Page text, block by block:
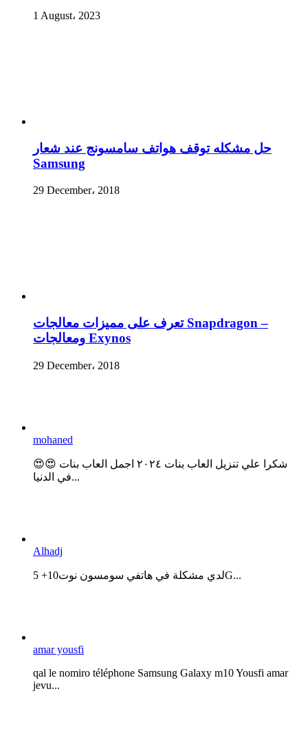
1 August، 2023
حل مشكله توقف هواتف سامسونج عند شعار
Samsung
29 December، 2018
تعرف على مميزات معالجات Snapdragon –
ومعالجات Exynos
29 December، 2018
mohaned
😍😍 شكرا علي تنزيل العاب بنات ٢٠٢٤ اجمل العاب بنات
في الدنيا...
Alhadj
لدي مشكلة في هاتفي سومسون نوت10+ 5G...
amar yousfi
qal le nomiro téléphone Samsung Galaxy m10 Yousfi amar
jevu...